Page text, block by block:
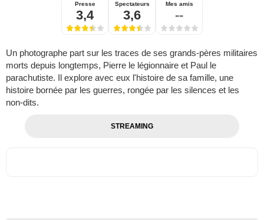
Presse
3,4
Spectateurs
3,6
Mes amis
--
Un photographe part sur les traces de ses grands-pères militaires
morts depuis longtemps, Pierre le légionnaire et Paul le
parachutiste. Il explore avec eux l'histoire de sa famille, une
histoire bornée par les guerres, rongée par les silences et les
non-dits.
STREAMING